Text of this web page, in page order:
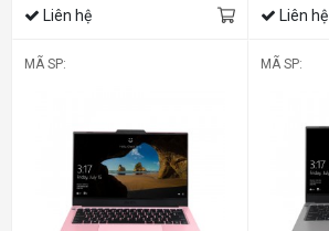
Liên hệ Liên hệ
MÃ SP: MÃ SP: